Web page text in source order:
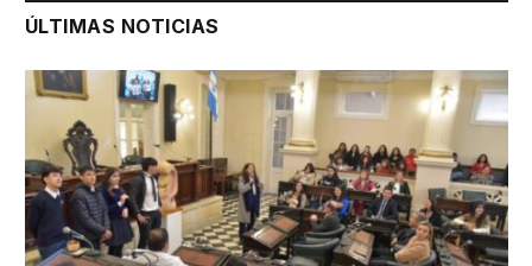
ÚLTIMAS NOTICIAS